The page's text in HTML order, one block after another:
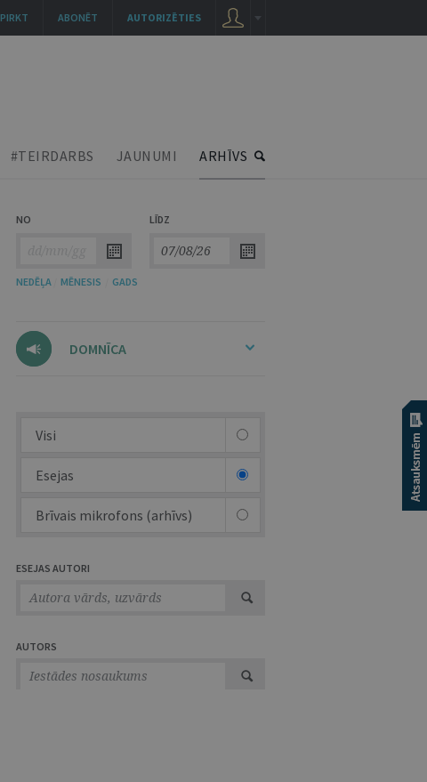
#TEIRDARBS JAUNUMI ARHĪVS
NO LĪDZ
NEDĒĻA MĒNESIS GADS
DOMNĪCA
Visi
Esejas
Brīvais mikrofons (arhīvs)
ESEJAS AUTORI
AUTORS
AUTORIZĒTIES
ABONĒT
PIRKT